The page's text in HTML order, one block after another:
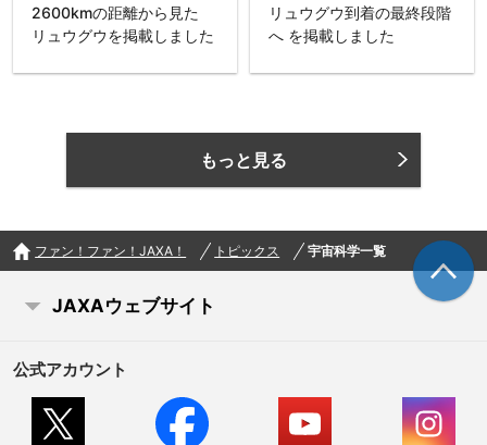
2600kmの距離から見た
リュウグウを掲載しました
リュウグウ到着の最終段階
へ を掲載しました
もっと見る
ファン！ファン！JAXA！ トピックス 宇宙科学一覧
JAXAウェブサイト
公式アカウント